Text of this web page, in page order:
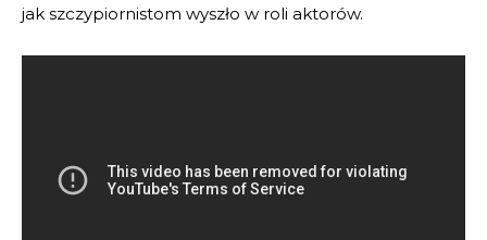
jak szczypiornistom wyszło w roli aktorów.